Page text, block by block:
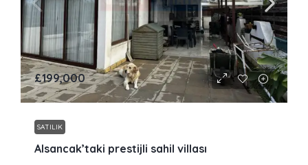
£199,000
SATILIK
Alsancak’taki prestijli sahil villası